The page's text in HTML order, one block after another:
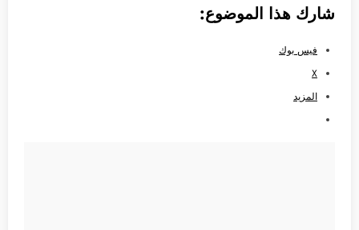
شارك هذا الموضوع:
فيس بوك
X
المزيد